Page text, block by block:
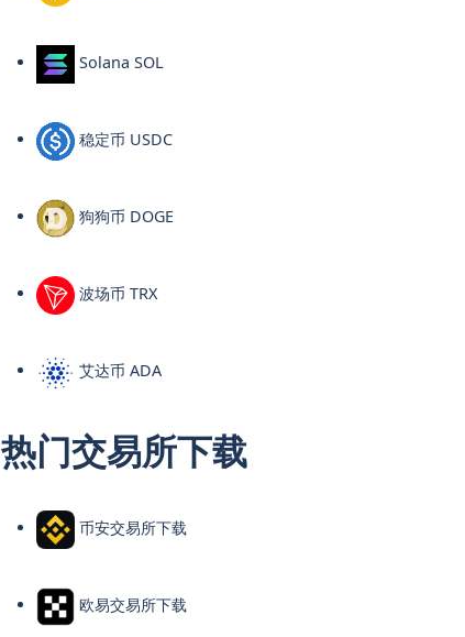
Solana SOL
稳定币 USDC
狗狗币 DOGE
波场币 TRX
艾达币 ADA
热门交易所下载
币安交易所下载
欧易交易所下载